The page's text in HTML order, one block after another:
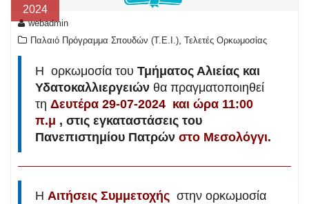
2024
webadmin
Παλαιό Πρόγραμμα Σπουδών (T.E.I.) Τελετές Ορκωμοσίας
H ορκωμοσία του Τμήματος Αλιείας και
Υδατοκαλλιεργειών θα πραγματοποιηθεί
τη Δευτέρα 29-07-2024 και ώρα 11:00
π.μ , στις εγκαταστάσεις του
Πανεπιστημίου Πατρών στο Μεσολόγγι.
Η Αιτήσεις Συμμετοχής στην ορκωμοσία